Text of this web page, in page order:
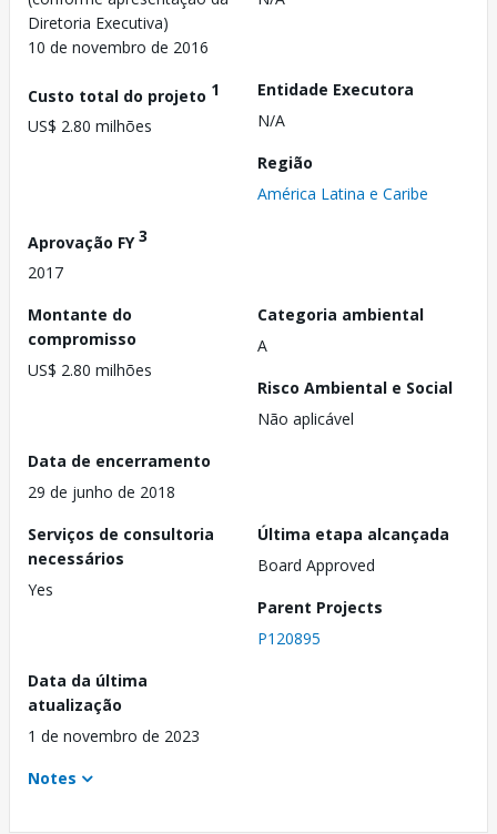
Diretoria Executiva)
10 de novembro de 2016
Custo total do projeto 1
US$ 2.80 milhões
Entidade Executora
N/A
Região
América Latina e Caribe
Aprovação FY3
2017
Montante do
compromisso
US$ 2.80 milhões
Categoria ambiental
A
Risco Ambiental e Social
Não aplicável
Data de encerramento
29 de junho de 2018
Serviços de consultoria
necessários
Yes
Última etapa alcançada
Board Approved
Parent Projects
P120895
Data da última
atualização
1 de novembro de 2023
Notes